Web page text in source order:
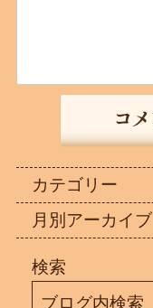
カテゴリー
月別アーカイブ
検索